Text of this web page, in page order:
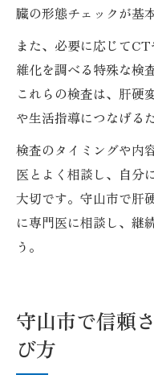
臓の形態チェックが基
また、必要に応じて
維化を調べる特殊な検
これらの検査は、肝硬
や生活指導につなげる
検査のタイミングや内
医とよく相談し、自分
大切です。守山市で肝
に専門医に相談し、継
う。
守山市で信頼
び方